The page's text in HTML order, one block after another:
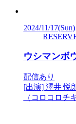
2024/11/17(Sun)
ウシマンボ
配信あり
[出演] 澤井 悦
（コロコロチ